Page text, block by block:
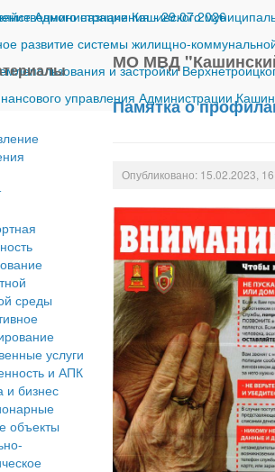
назначения-29.07.2026
Администрации Кашинского
развитие системы жилищно-
и застройки
управления Администрации
среды
услуги
и АПК
и бизнес
объекты
МО МВД
Памятка о
Опубликовано: 15.02.2023,